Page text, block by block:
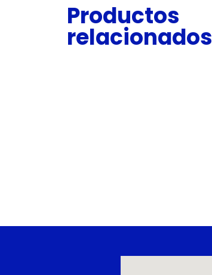
Productos
relacionados